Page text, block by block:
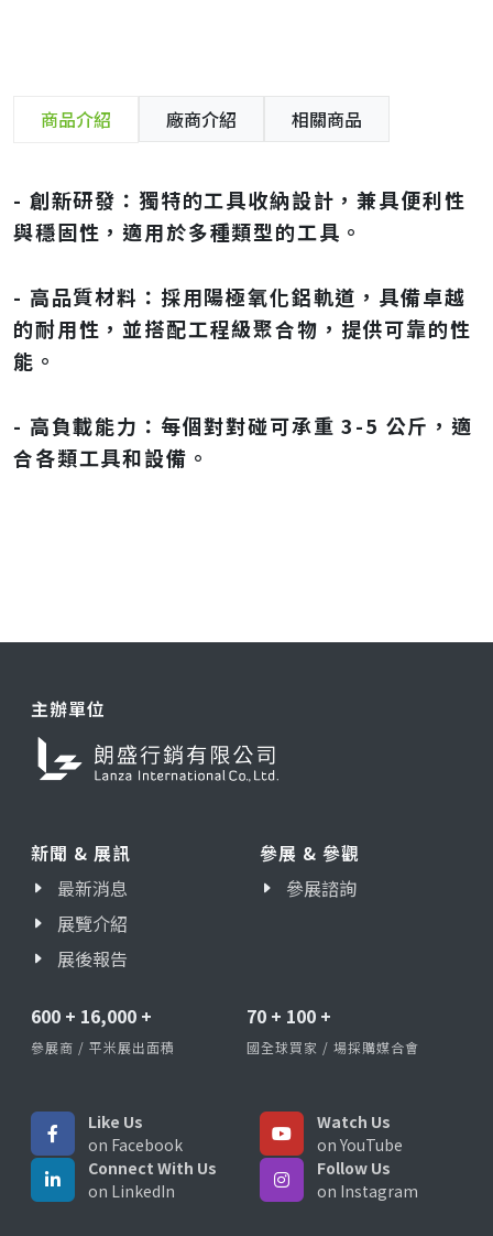
商品介紹 廠商介紹 相關商品
- 創新研發：獨特的工具收納設計，兼具便利性
與穩固性，適用於多種類型的工具。
- 高品質材料：採用陽極氧化鋁軌道，具備卓越
的耐用性，並搭配工程級聚合物，提供可靠的性
能。
- 高負載能力：每個對對碰可承重 3-5 公斤，適
合各類工具和設備。
主辦單位
新聞 & 展訊
最新消息
展覽介紹
展後報告
參展 & 參觀
參展諮詢
600 + 16,000 +
參展商 / 平米展出面積
70 + 100 +
國全球買家 / 場採購媒合會
Like Us
on Facebook
Watch Us
on YouTube
Connect With Us
on LinkedIn
Follow Us
on Instagram